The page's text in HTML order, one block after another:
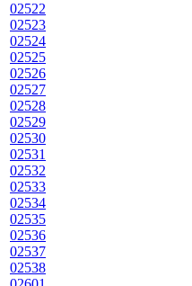
02522
02523
02524
02525
02526
02527
02528
02529
02530
02531
02532
02533
02534
02535
02536
02537
02538